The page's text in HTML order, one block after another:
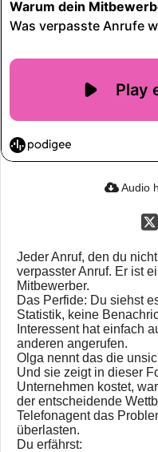
Audio
Jeder Anruf, den du
verpasster Anruf. Er ist
Mitbewerber.
Das Perfide: Du siehst
Statistik, keine
Interessent hat einfach
anderen angerufen.
Olga nennt das die
Und sie zeigt in dieser
Unternehmen kostet,
der entscheidende
Telefonagent das
überlasten.
Du erfährst: